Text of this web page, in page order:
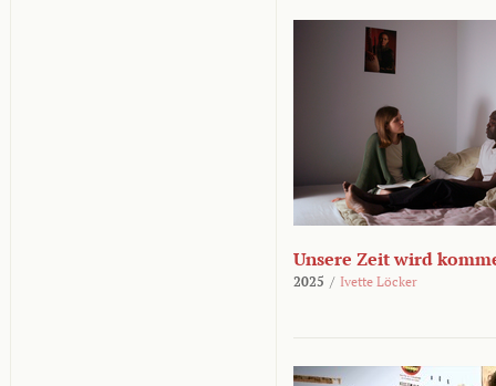
Unsere Zeit wird
2025 / Ivette Löcker